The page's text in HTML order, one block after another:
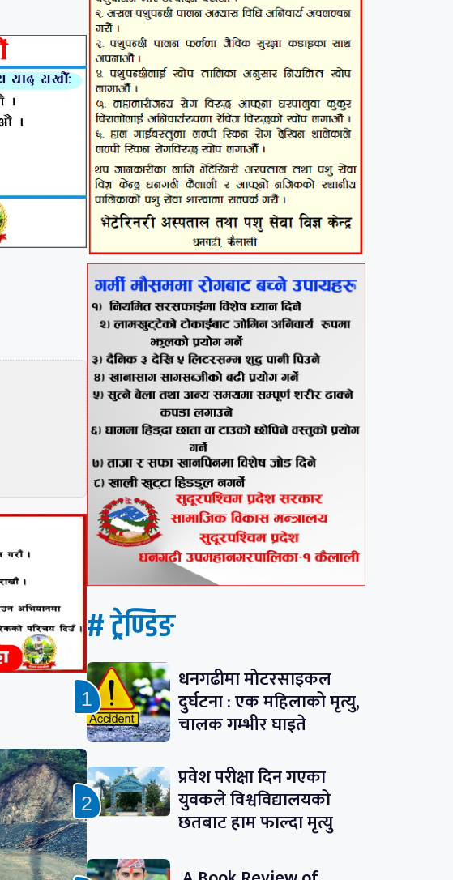
# ट्रेण्डिङ
धनगढीमा मोटरसाइकल
दुर्घटना : एक महिलाको मृत्यु,
चालक गम्भीर घाइते
प्रवेश परीक्षा दिन गएका
युवकले विश्वविद्यालयको
छतबाट हाम फाल्दा मृत्यु